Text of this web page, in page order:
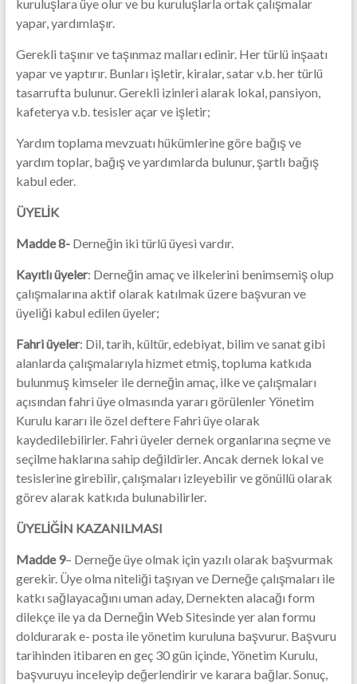
kuruluşlara üye olur ve bu kuruluşlarla ortak çalışmalar
yapar, yardımlaşır.
Gerekli taşınır ve taşınmaz malları edinir. Her türlü inşaatı
yapar ve yaptırır. Bunları işletir, kiralar, satar v.b. her türlü
tasarrufta bulunur. Gerekli izinleri alarak lokal, pansiyon,
kafeterya v.b. tesisler açar ve işletir;
Yardım toplama mevzuatı hükümlerine göre bağış ve
yardım toplar, bağış ve yardımlarda bulunur, şartlı bağış
kabul eder.
ÜYELİK
Madde 8-Derneğin iki türlü üyesi vardır.
Kayıtlı üyeler: Derneğin amaç ve ilkelerini benimsemiş olup
çalışmalarına aktif olarak katılmak üzere başvuran ve
üyeliği kabul edilen üyeler;
Fahri üyeler: Dil, tarih, kültür, edebiyat, bilim ve sanat gibi
alanlarda çalışmalarıyla hizmet etmiş, topluma katkıda
bulunmuş kimseler ile derneğin amaç, ilke ve çalışmaları
açısından fahri üye olmasında yararı görülenler Yönetim
Kurulu kararı ile özel deftere Fahri üye olarak
kaydedilebilirler. Fahri üyeler dernek organlarına seçme ve
seçilme haklarına sahip değildirler. Ancak dernek lokal ve
tesislerine girebilir, çalışmaları izleyebilir ve gönüllü olarak
görev alarak katkıda bulunabilirler.
ÜYELİĞİN KAZANILMASI
Madde 9– Derneğe üye olmak için yazılı olarak başvurmak
gerekir. Üye olma niteliği taşıyan ve Derneğe çalışmaları ile
katkı sağlayacağını uman aday, Dernekten alacağı form
dilekçe ile ya da Derneğin Web Sitesinde yer alan formu
doldurarak e- posta ile yönetim kuruluna başvurur. Başvuru
tarihinden itibaren en geç 30 gün içinde, Yönetim Kurulu,
başvuruyu inceleyip değerlendirir ve karara bağlar. Sonuç,